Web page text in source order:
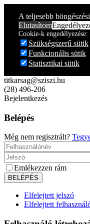
A teljesebb
Elutasítom
Cookie-k engedélyezése:
Szükségszerű sütik
Funkcionális sütik
Statisztikai sütik
titkarsag@sziszi.hu
(28) 496-206
Bejelentkezés
Belépés
Még nem regisztrált?
Emlékezzen rám
Elfelejtett jelszó
Elfelejtett